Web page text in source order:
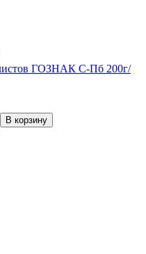
ГОЗНАК С-Пб 200г/
В корзину